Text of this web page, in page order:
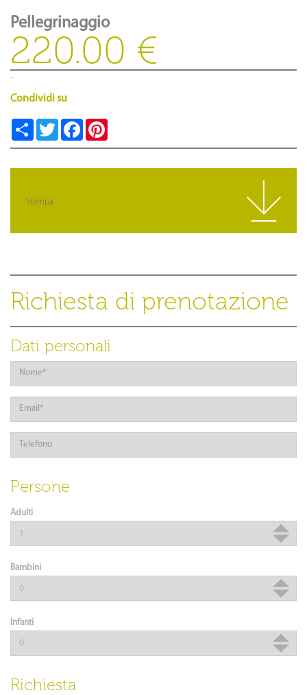
Pellegrinaggio
220.00 €
Condividi su
Teilen Twitter Facebook
Stampa
Richiesta di prenotazione
Dati personali
Persone
Adulti
Bambini
Infanti
Richiesta